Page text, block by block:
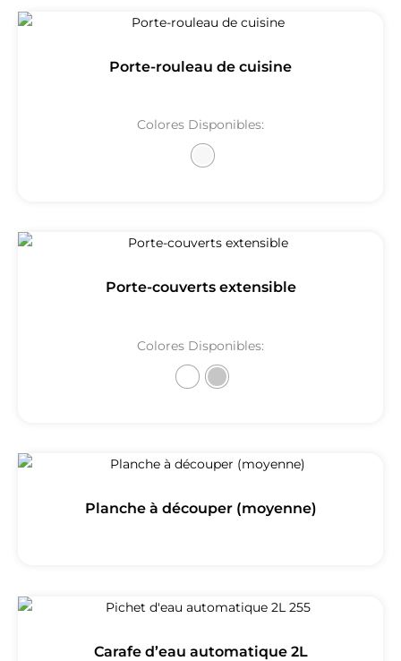
Porte-rouleau de cuisine
Colores Disponibles:
Porte-couverts extensible
Colores Disponibles:
Planche à découper (moyenne)
Carafe d’eau automatique 2L